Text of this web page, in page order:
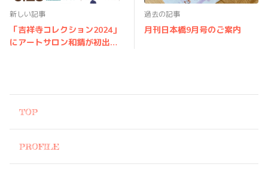
新しい記事
「吉祥寺コレクション2024」
にアートサロン和錆が初出店
過去の記事
月刊日本橋9月号のご案内
TOP
PROFILE